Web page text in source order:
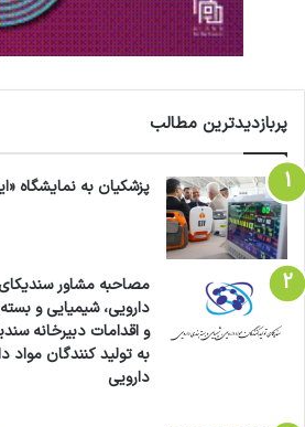
پربازدیدترین مطالب
پزشکیان به نمایشگاه
مصاحبه مشاور سندیکای
دارویی، شیمیایی و
و اقدامات دبیرخانه
به تولید کنندگان مواد
دارویی